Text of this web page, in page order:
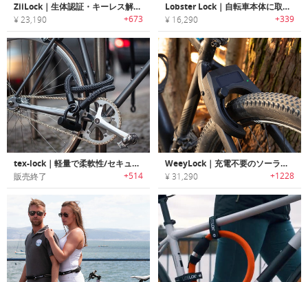
ZiiLock｜生体認証・キーレス解錠可能な折りたたみ式バイクロック「ジーロック」
¥ 23,190 +673
Lobster Lock｜自転車本体に取り付け持ち運び不要なバイクロック「ロブスターロック」
¥ 16,290 +339
tex-lock｜軽量で柔軟性/セキュリティー性に優れたテキスタイルバイクロック「テックスロック」
販売終了 +514
WeeyLock｜充電不要のソーラー駆動スマートバイクロック「ウィーロック」
¥ 31,290 +1228